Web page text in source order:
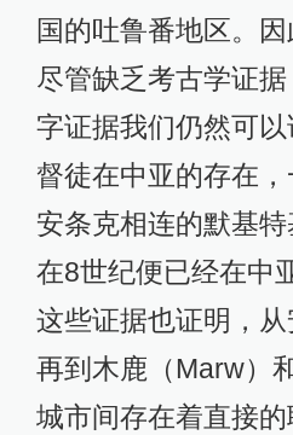
国的吐鲁番地区。
尽管缺乏考古学证
字证据我们仍然可
督徒在中亚的存在
安条克相连的默基
在8世纪便已经在中
这些证据也证明，
再到木鹿（Marw）
城市间存在着直接的